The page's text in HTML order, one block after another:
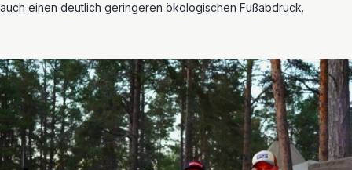
auch einen deutlich geringeren ökologischen Fußabdruck.